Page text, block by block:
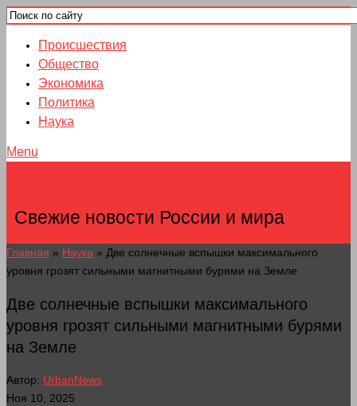
Происшествия
Общество
Экономика
Политика
Наука
Menu
Свежие новости России и мира
Главная » Наука » Две солнечные вспышки максимального
уровня грозят сильными магнитными бурями на Земле
Две солнечные вспышки максимального
уровня грозят сильными магнитными бурями
на Земле
Автор: UrbanNews
Ноя 10, 2025